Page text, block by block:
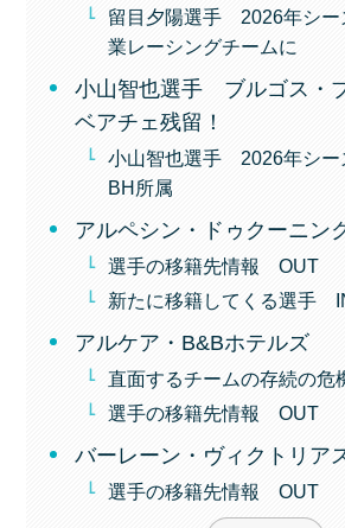
留目夕陽選手 2026年シー
業レーシングチームに
小山智也選手 ブルゴス・
ベアチェ残留！
小山智也選手 2026年シー
BH所属
アルペシン・ドゥクーニン
選手の移籍先情報 OUT
新たに移籍してくる選手
アルケア・B&Bホテルズ
直面するチームの存続の危
選手の移籍先情報 OUT
バーレーン・ヴィクトリア
選手の移籍先情報 OUT